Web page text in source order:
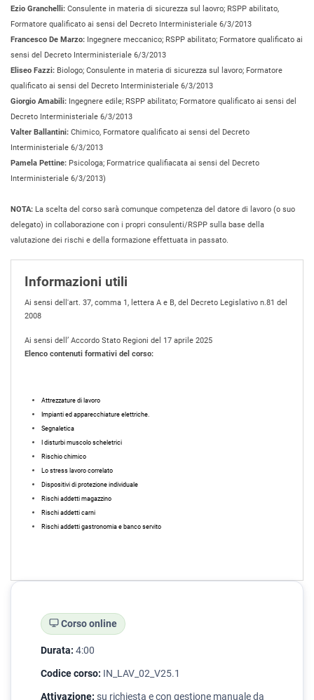
Ezio Granchelli: Consulente in materia di sicurezza sul laovro; RSPP abilitato,
Formatore qualificato ai sensi del Decreto Interministeriale 6/3/2013
Francesco De Marzo: Ingegnere meccanico; RSPP abilitato; Formatore qualificato ai
sensi del Decreto Interministeriale 6/3/2013
Eliseo Fazzi: Biologo; Consulente in materia di sicurezza sul lavoro; Formatore
qualificato ai sensi del Decreto Interministeriale 6/3/2013
Giorgio Amabili: Ingegnere edile; RSPP abilitato; Formatore qualificato ai sensi del
Decreto Interministeriale 6/3/2013
Valter Ballantini: Chimico, Formatore qualificato ai sensi del Decreto
Interministeriale 6/3/2013
Pamela Pettine: Psicologa; Formatrice qualifiacata ai sensi del Decreto
Interministeriale 6/3/2013)
NOTA: La scelta del corso sarà comunque competenza del datore di lavoro (o suo
delegato) in collaborazione con i propri consulenti/RSPP sulla base della
valutazione dei rischi e della formazione effettuata in passato.
Informazioni utili
Ai sensi dell'art. 37, comma 1, lettera A e B, del Decreto Legislativo n.81 del
2008
Ai sensi dell’ Accordo Stato Regioni del 17 aprile 2025
Elenco contenuti formativi del corso:
Attrezzature di lavoro
Impianti ed apparecchiature elettriche.
Segnaletica
I disturbi muscolo scheletrici
Rischio chimico
Lo stress lavoro correlato
Dispositivi di protezione individuale
Rischi addetti magazzino
Rischi addetti carni
Rischi addetti gastronomia e banco servito
Corso online
Durata: 4:00
Codice corso: IN_LAV_02_V25.1
Attivazione: su richiesta e con gestione manuale da